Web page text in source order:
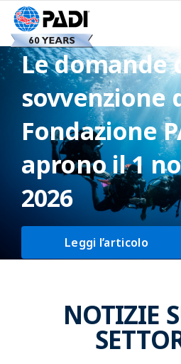
Le domande
sovvenzione
Fondazione
aprono il 1
2026
Leggi l’articolo
NOTIZIE